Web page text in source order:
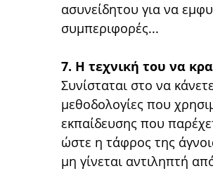
ασυνείδητου για να
συμπεριφορές...
7. Η τεχνική του να
Συνίσταται στο να
μεθοδολογίες που
εκπαίδευσης που
ώστε η τάφρος της
μη γίνεται αντιληπτή